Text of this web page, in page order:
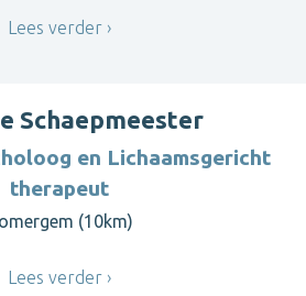
Lees verder
Schaepmeester
en Lichaamsgericht
therapeut
(10km)
Lees verder